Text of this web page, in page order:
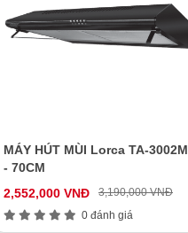
MÁY HÚT MÙI Lorca TA-3002M
- 70CM
2,552,000 VNĐ
3,190,000 VNĐ
0 đánh giá